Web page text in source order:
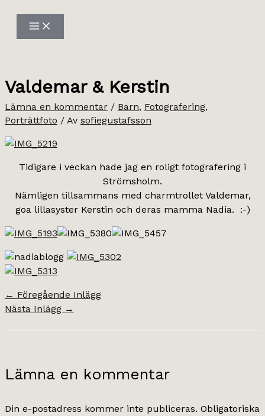
innehåll
Valdemar & Kerstin
Lämna en kommentar / Barn, Fotografering,
Porträttfoto / Av sofiegustafsson
Tidigare i veckan hade jag en roligt fotografering i
Strömsholm.
Nämligen tillsammans med charmtrollet Valdemar,
goa lillasyster Kerstin och deras mamma Nadia. :-)
← Föregående Inlägg
Nästa Inlägg →
Lämna en kommentar
Din e-postadress kommer inte publiceras. Obligatoriska